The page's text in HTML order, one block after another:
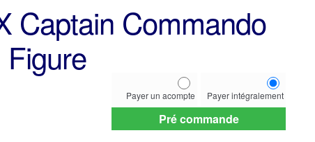
Captain Commando
your
option
Payer un acompte Payer intégralement
Pré commande